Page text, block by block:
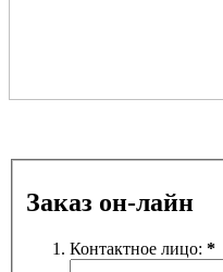
Заказ он-лайн
Контактное лицо: *